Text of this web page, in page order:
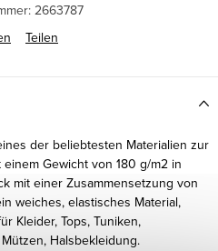
2663787
Teilen
der beliebtesten Materialien zur
Gewicht von 180 g/m2 in
mit einer Zusammensetzung von
weiches, elastisches Material,
Kleider, Tops, Tuniken,
Halsbekleidung.